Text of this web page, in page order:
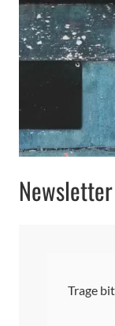
Newsletter
Trage